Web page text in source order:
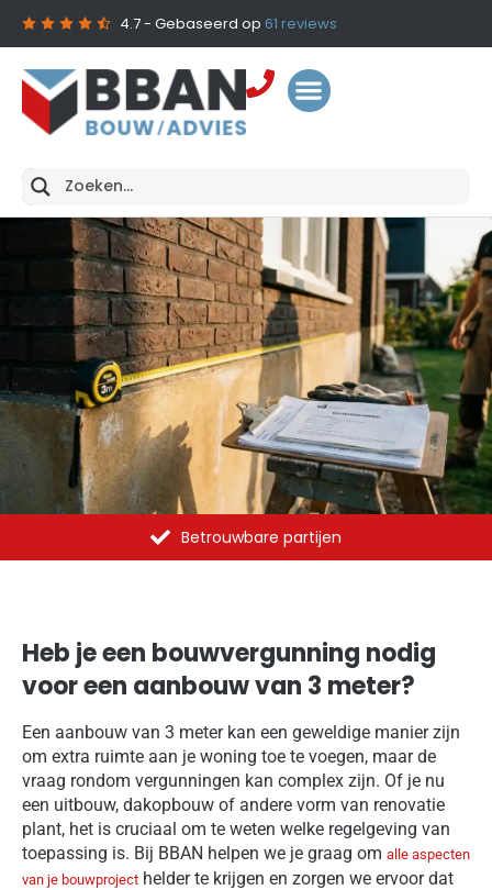
4.7- Gebaseerd op 61 reviews
Al meer dan 1375 opdrachten uitgevoerd
Heb je een bouwvergunning nodig
voor een aanbouw van 3 meter?
Een aanbouw van 3 meter kan een geweldige manier zijn
om extra ruimte aan je woning toe te voegen, maar de
vraag rondom vergunningen kan complex zijn. Of je nu
een uitbouw, dakopbouw of andere vorm van renovatie
plant, het is cruciaal om te weten welke regelgeving van
toepassing is. Bij BBAN helpen we je graag om alle aspecten
van je bouwproject helder te krijgen en zorgen we ervoor dat